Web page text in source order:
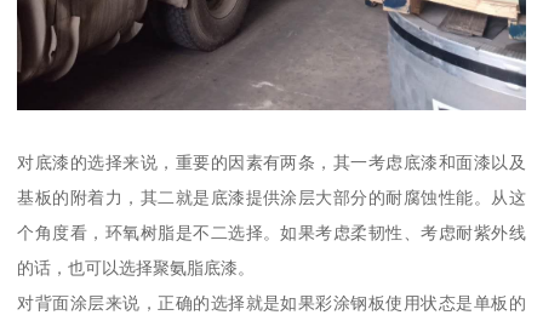
对底漆的选择来说，重要的因素有两条，其一考虑底漆和面漆以及
基板的附着力，其二就是底漆提供涂层大部分的耐腐蚀性能。从这
个角度看，环氧树脂是不二选择。如果考虑柔韧性、考虑耐紫外线
的话，也可以选择聚氨脂底漆。
对背面涂层来说，正确的选择就是如果彩涂钢板使用状态是单板的